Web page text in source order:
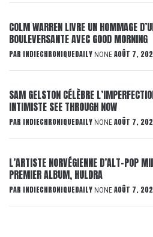
COLM WARREN LIVRE UN HOMMAGE
BOULEVERSANTE AVEC GOOD MORNING
PAR INDIECHRONIQUEDAILY NONE AOÛT 7,
SAM GELSTON CÉLÈBRE
INTIMISTE SEE THROUGH NOW
PAR INDIECHRONIQUEDAILY NONE AOÛT 7,
L’ARTISTE NORVÉGIENNE D’ALT-POP
PREMIER ALBUM, HULDRA
PAR INDIECHRONIQUEDAILY NONE AOÛT 7,